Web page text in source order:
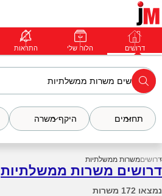
דרושים פרופילים הודעות דרושים הלוח שלי התראות
תחומים היקף משרה
דרושיםמשרות ממשלתיות
דרושים משרות ממשלתיות
נמצאו 172 משרות